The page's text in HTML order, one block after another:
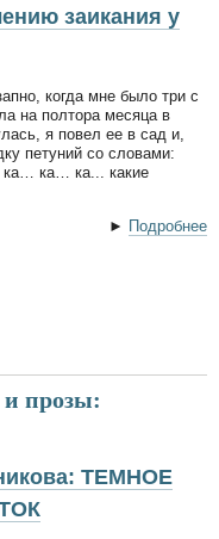
заикания у
когда мне было три с
на полтора месяца в
я повел ее в сад и,
петуний со словами:
ка… ка... какие
► Подробнее
и прозы:
ТЕМНОЕ